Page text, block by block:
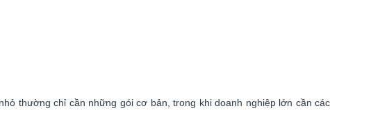
thường chỉ cần những gói cơ bản, trong khi doanh nghiệp lớn cần các